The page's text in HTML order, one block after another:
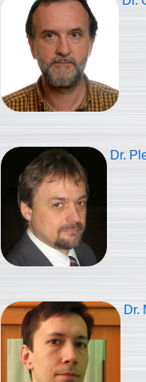
Dr.
Dr.